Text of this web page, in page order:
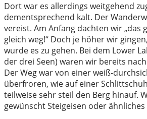
Dort war es allerdings weitgehend
dementsprechend kalt. Der
vereist. Am Anfang dachten wir „das
gleich weg!“ Doch je höher wir
wurde es zu gehen. Bei dem Lower
der drei Seen) waren wir bereits
Der Weg war von einer weiß-
überfroren, wie auf einer
teilweise sehr steil den Berg hinauf.
gewünscht Steigeisen oder ähnliches